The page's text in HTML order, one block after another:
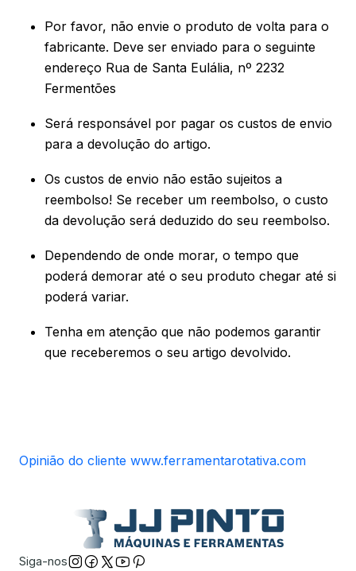
Por favor, não envie o produto de volta para o
fabricante. Deve ser enviado para o seguinte
endereço Rua de Santa Eulália, nº 2232
Fermentões
Será responsável por pagar os custos de envio
para a devolução do artigo.
Os custos de envio não estão sujeitos a
reembolso! Se receber um reembolso, o custo
da devolução será deduzido do seu reembolso.
Dependendo de onde morar, o tempo que
poderá demorar até o seu produto chegar até si
poderá variar.
Tenha em atenção que não podemos garantir
que receberemos o seu artigo devolvido.
Opinião do cliente www.ferramentarotativa.com
Siga-nos